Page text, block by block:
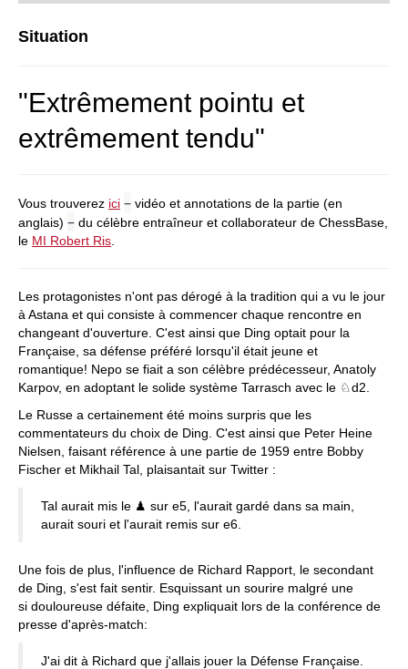
train more efficiently, intelligently and with a
* COMPETE AGAINST LEGENDS
* EVEN STRONGER. EVEN MORE BEAUTIFUL.
EVEN MORE DIRECT.
Situation
"Extrêmement pointu et
extrêmement tendu"
Vous trouverez ici – vidéo et annotations de la partie (en
anglais) – du célèbre entraîneur et collaborateur de ChessBase,
le MI Robert Ris
Les protagonistes n'ont pas dérogé à la tradition qui a vu le jour
à Astana et qui consiste à commencer chaque rencontre en
changeant d'ouverture. C'est ainsi que Ding optait pour la
Française, sa défense préféré lorsqu'il était jeune et
romantique! Nepo se fiait a son célèbre prédécesseur, Anatoly
Karpov, en adoptant le solide système Tarrasch avec le ♘d2.
Le Russe a certainement été moins surpris que les
commentateurs du choix de Ding. C'est ainsi que Peter Heine
Nielsen, faisant référence à une partie de 1959 entre Bobby
Fischer et Mikhail Tal, plaisantait sur Twitter :
Tal aurait mis le ♟ sur e5, l'aurait gardé dans sa main,
aurait souri et l'aurait remis sur e6.
Une fois de plus, l'influence de Richard Rapport, le secondant
de Ding, s'est fait sentir. Esquissant un sourire malgré une
si douloureuse défaite, Ding expliquait lors de la conférence de
presse d'après-match:
J'ai dit à Richard que j'allais jouer la Défense Française.